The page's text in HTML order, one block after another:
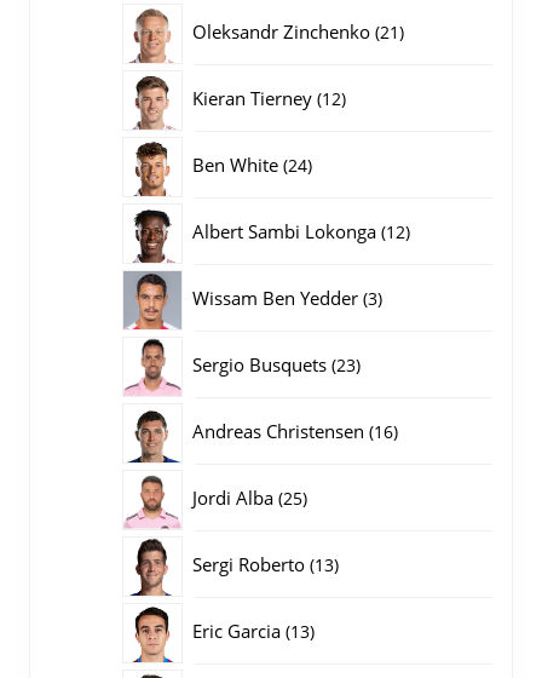
Oleksandr Zinchenko 2121
Kieran Tierney 1212
Ben White 2424
Albert Sambi Lokonga 1212
Wissam Ben Yedder 33
Sergio Busquets 2323
Andreas Christensen 1616
Jordi Alba 2525
Sergi Roberto 1313
Eric Garcia 1313